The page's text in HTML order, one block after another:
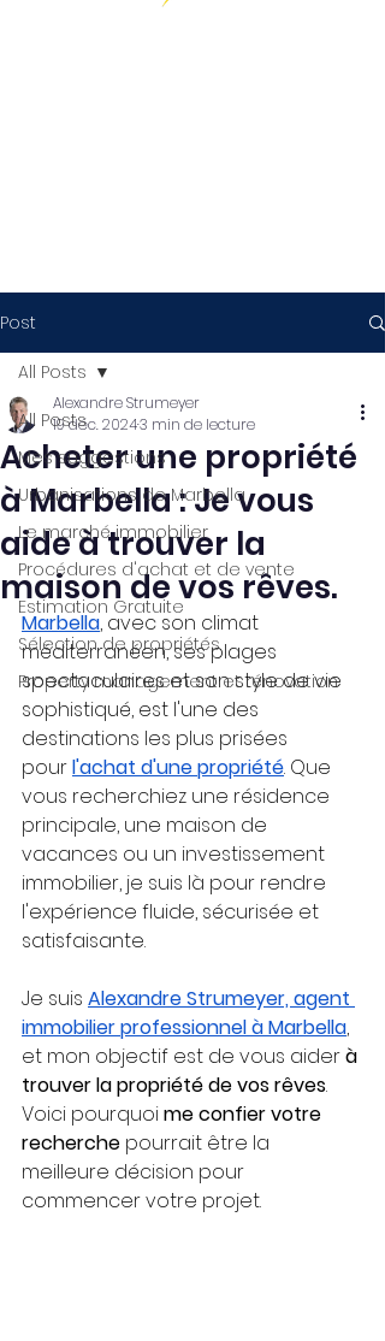
Post
All Posts
Mes suggestions
Urbanisations de Marbella
Le marché immobilier
Procédures d'achat et de vente
Estimation Gratuite
Sélection de propriétés
Property management et rénovation
All Posts
Acheter une propriété
à Marbella : Je vous
aide à trouver la
maison de vos rêves.
Alexandre Strumeyer
19 déc. 20243 min de lecture
Marbella, avec son climat
méditerranéen, ses plages
spectaculaires et son style de vie
sophistiqué, est l'une des
destinations les plus prisées
pourl'achat d'une propriété. Que
vous recherchiez une résidence
principale, une maison de
vacances ou un investissement
immobilier, je suis là pour rendre
l'expérience fluide, sécurisée et
satisfaisante.
Je suis Alexandre Strumeyer, agent
immobilier professionnel à Marbella,
et mon objectif est de vous aider à
trouver la propriété de vos rêves.
Voici pourquoi me confier votre
recherche pourrait être la
meilleure décision pour
commencer votre projet.